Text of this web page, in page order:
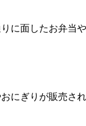
に面したお弁当
にぎりが販売さ